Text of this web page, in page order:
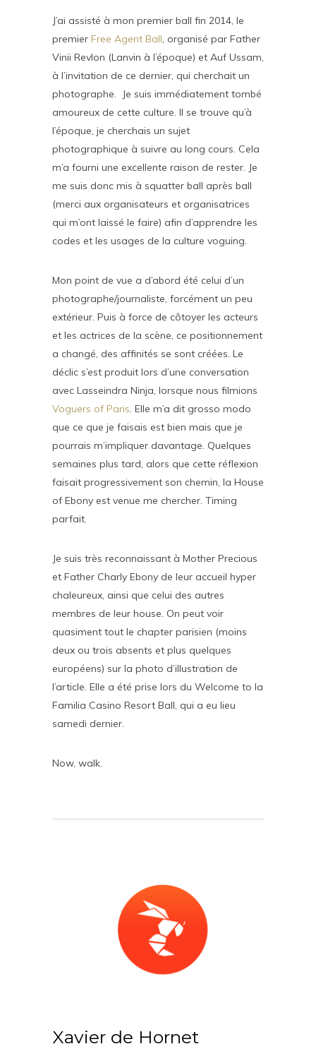
J’ai assisté à mon premier ball fin 2014, le
premier Free Agent Ball, organisé par Father
Vinii Revlon (Lanvin à l’époque) et Auf Ussam,
à l’invitation de ce dernier, qui cherchait un
photographe. Je suis immédiatement tombé
amoureux de cette culture. Il se trouve qu’à
l’époque, je cherchais un sujet
photographique à suivre au long cours. Cela
m’a fourni une excellente raison de rester. Je
me suis donc mis à squatter ball après ball
(merci aux organisateurs et organisatrices
qui m’ont laissé le faire) afin d’apprendre les
codes et les usages de la culture voguing.
Mon point de vue a d’abord été celui d’un
photographe/journaliste, forcément un peu
extérieur. Puis à force de côtoyer les acteurs
et les actrices de la scène, ce positionnement
a changé, des affinités se sont créées. Le
déclic s’est produit lors d’une conversation
avec Lasseindra Ninja, lorsque nous filmions
Voguers of Paris. Elle m’a dit grosso modo
que ce que je faisais est bien mais que je
pourrais m’impliquer davantage. Quelques
semaines plus tard, alors que cette réflexion
faisait progressivement son chemin, la House
of Ebony est venue me chercher. Timing
parfait.
Je suis très reconnaissant à Mother Precious
et Father Charly Ebony de leur accueil hyper
chaleureux, ainsi que celui des autres
membres de leur house. On peut voir
quasiment tout le chapter parisien (moins
deux ou trois absents et plus quelques
européens) sur la photo d’illustration de
l’article. Elle a été prise lors du Welcome to la
Familia Casino Resort Ball, qui a eu lieu
samedi dernier.
Now, walk.
Xavier de Hornet